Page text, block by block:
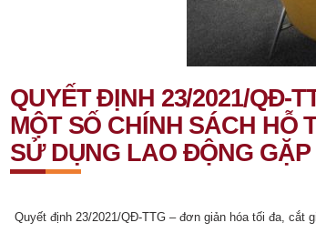
QUYẾT ĐỊNH 23/2021/QĐ-
MỘT SỐ CHÍNH SÁCH HỖ
SỬ DỤNG LAO ĐỘNG
Quyết định 23/2021/QĐ-TTG – đơn giản hóa tối đa, cắt